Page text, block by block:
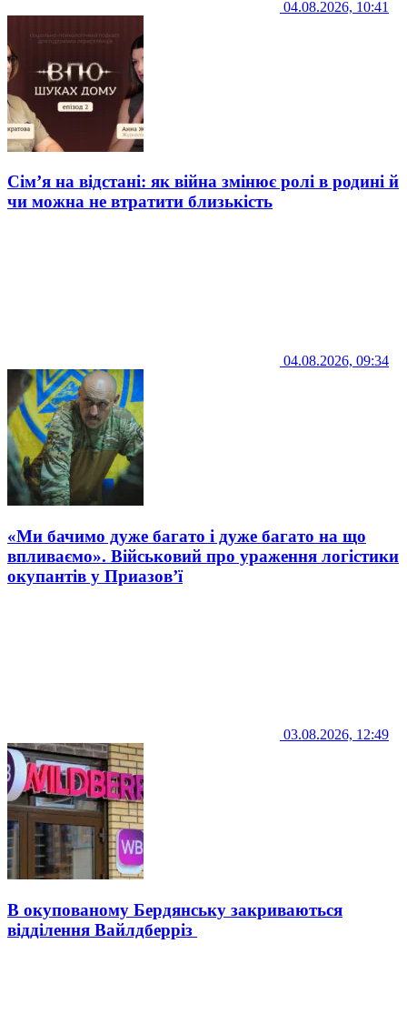
04.08.2026, 10:41
Сім’я на відстані: як війна змінює ролі в родині й
чи можна не втратити близькість
04.08.2026, 09:34
«Ми бачимо дуже багато і дуже багато на що
впливаємо». Військовий про ураження логістики
окупантів у Приазов’ї
03.08.2026, 12:49
В окупованому Бердянську закриваються
відділення Вайлдберріз